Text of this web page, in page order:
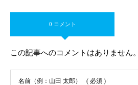
0 コメント
この記事へのコメントはありません。
名前（例：山田 太郎） ( 必須 )